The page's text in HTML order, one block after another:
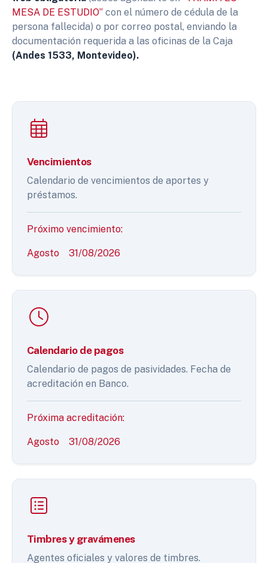
MESA DE ESTUDIO” con el número de cédula de la
persona fallecida) o por correo postal, enviando la
documentación requerida a las oficinas de la Caja
(Andes 1533, Montevideo).
Vencimientos
Calendario de vencimientos de aportes y
préstamos.
Próximo vencimiento:
Agosto 31/08/2026
Calendario de pagos
Calendario de pagos de pasividades. Fecha de
acreditación en Banco.
Próxima acreditación:
Agosto 31/08/2026
Timbres y gravámenes
Agentes oficiales y valores de timbres.